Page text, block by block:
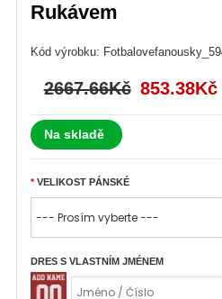
Rukávem
Kód výrobku:
2667.66Kč 853.38Kč
Na skladě
VELIKOST PÁNSKÉ
DRES S VLASTNÍM JMÉNEM